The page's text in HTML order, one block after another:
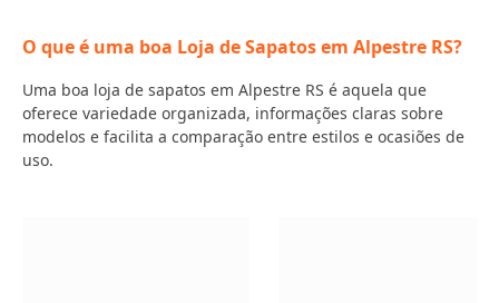
O que é uma boa Loja de Sapatos em Alpestre RS?
Uma boa loja de sapatos em Alpestre RS é aquela que
oferece variedade organizada, informações claras sobre
modelos e facilita a comparação entre estilos e ocasiões de
uso.